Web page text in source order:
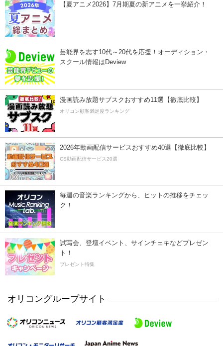
【夏アニメ2026】7月期夏の新アニメを一挙紹介！
芸能界を志す10代～20代を応援！オーディション・
スクール情報はDeview
漫画読み放題サブスクおすすめ11選【徹底比較】
オリコン顧客満足度ランキング
2026年動画配信サービスおすすめ40選【徹底比較】
CS動画配信サービス20選
毎週の音楽ランキングから、ヒットの推移をチェッ
ク！
試写会、登壇イベント、サインチェキなどプレゼン
ト！
プレゼント特集
オリコングループサイト